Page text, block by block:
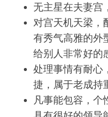
无主星在夫妻宫
对宫天机天梁，
有秀气高雅的外
给别人非常好的
处理事情有耐心
捷，属于老成持
凡事能包容，个